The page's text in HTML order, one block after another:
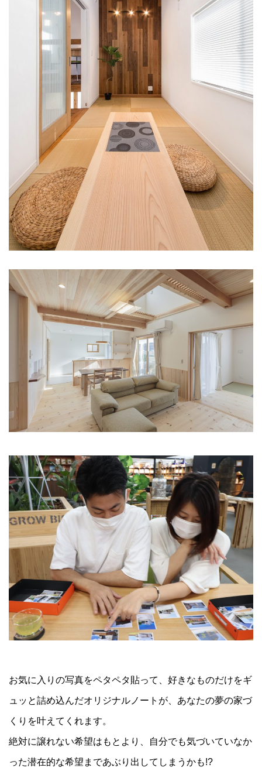
お気に入りの写真をペタペタ貼って、好きなものだけをギ
ュッと詰め込んだオリジナルノートが、あなたの夢の家づ
くりを叶えてくれます。
絶対に譲れない希望はもとより、自分でも気づいていなか
った潜在的な希望まであぶり出してしまうかも!?